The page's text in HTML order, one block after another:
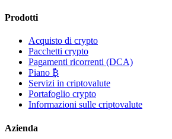
Prodotti
Acquisto di crypto
Pacchetti crypto
Pagamenti ricorrenti (DCA)
Piano ₿
Servizi in criptovalute
Portafoglio crypto
Informazioni sulle criptovalute
Azienda